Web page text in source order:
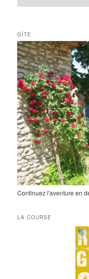
GÎTE
Continuez l'aventure en
LA COURSE